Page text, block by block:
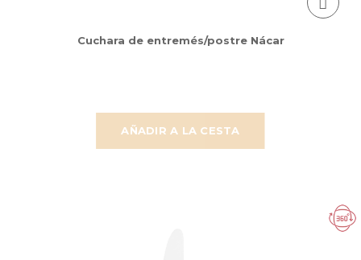
AÑADIR A LA CESTA
Cuchara de entremés/postre Nácar